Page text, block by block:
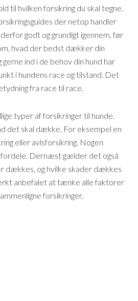
til hvilken forsikring du skal tegne.
der netop handler
derfor godt og grundigt igennem, før
hvad der bedst dækker din
ind i de behov din hund har
i hundens race og tilstand. Det
fra race til race.
typer af forsikringer til hunde.
det skal dække. For eksempel en
eller avlsforsikring. Nogen
Dernæst gælder det også
dækkes, og hvilke skader dækkes
anbefalet at tænke alle faktorer
forsikringer.